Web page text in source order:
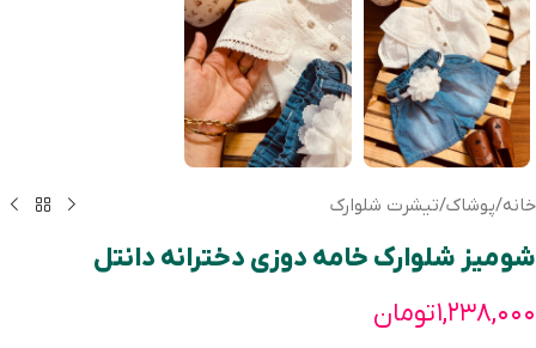
خانه/پوشاک/تیشرت شلوارک
شومیز شلوارک خامه دوزی دخترانه دانتل
۱,۲۳۸,۰۰۰تومان